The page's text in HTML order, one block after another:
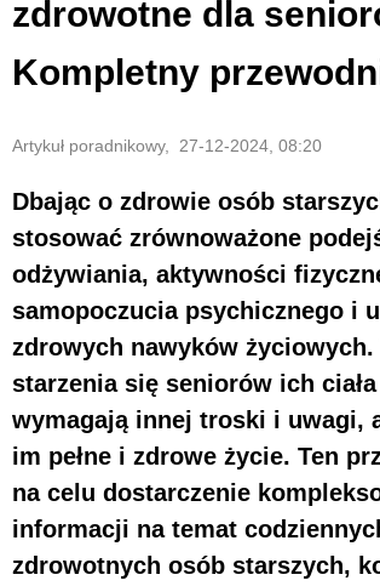
zdrowotne dla
Kompletny
Artykuł poradnikowy, 27-12-2024, 08:20
Dbając o zdrowie osób
stosować zrównoważone
odżywiania, aktywności
samopoczucia psychicznego i
zdrowych nawyków życiowych.
starzenia się seniorów ich
wymagają innej troski i uwagi,
im pełne i zdrowe życie. Ten
na celu dostarczenie
informacji na temat
zdrowotnych osób starszych,